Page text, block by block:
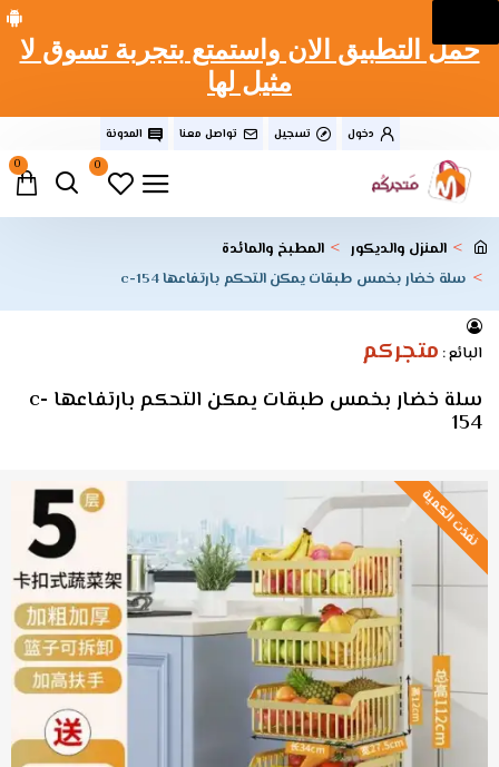
حمل التطبيق الان واستمتع بتجربة تسوق لا
مثيل لها
دخول تسجيل تواصل معنا
المدونة
0
0
المنزل والديكور
المطبخ والمائدة
سلة خضار بخمس طبقات يمكن التحكم بارتفاعها c-154
البائع : متجركم
سلة خضار بخمس طبقات يمكن التحكم بارتفاعها c-
154
نفذت الكمية